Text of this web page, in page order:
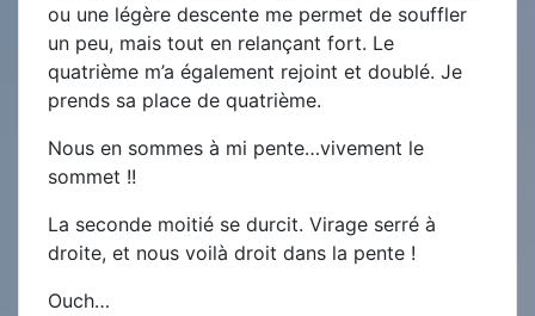
ou une légère descente me permet de souffler
un peu, mais tout en relançant fort. Le
quatrième m’a également rejoint et doublé. Je
prends sa place de quatrième.
Nous en sommes à mi pente…vivement le
sommet !!
La seconde moitié se durcit. Virage serré à
droite, et nous voilà droit dans la pente !
Ouch…